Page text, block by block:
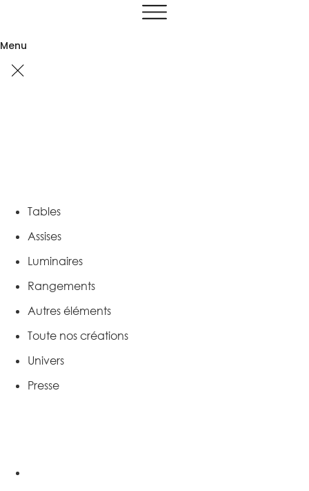
contenu
Menu
Tables
Assises
Luminaires
Rangements
Autres éléments
Toute nos créations
Univers
Presse